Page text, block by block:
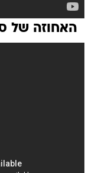
האחוזה של